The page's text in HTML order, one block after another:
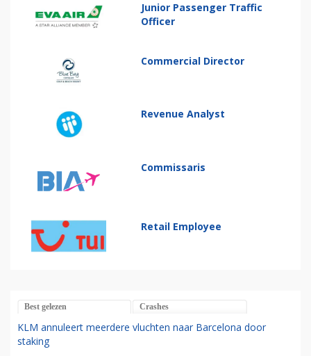
Junior Passenger Traffic
Officer
Commercial Director
Revenue Analyst
Commissaris
Retail Employee
Best gelezen Crashes
KLM annuleert meerdere vluchten naar Barcelona door
staking